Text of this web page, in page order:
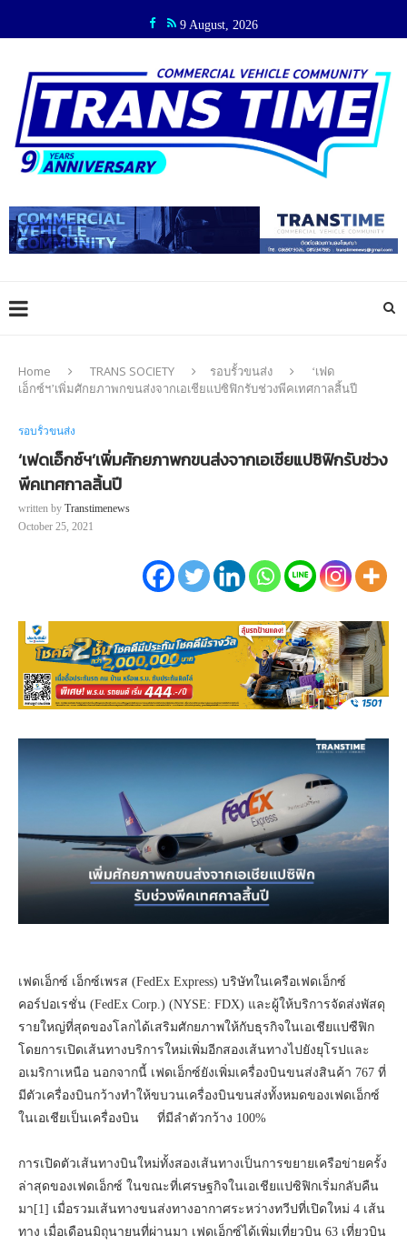
9 August, 2026
Home TRANS SOCIETY รอบรั้วขนส่ง
‘เฟด
เอ็กซ์ฯ’เพิ่มศักยภาพกขนส่งจากเอเชียแปซิฟิกรับช่วงพีคเทศกาลสิ้นปี
รอบรั้วขนส่ง
‘เฟดเอ็กซ์ฯ’เพิ่มศักยภาพกขนส่งจากเอเชียแปซิฟิกรับช่วง
พีคเทศกาลสิ้นปี
written by Transtimenews
October 25, 2021
เฟดเอ็กซ์ เอ็กซ์เพรส (FedEx Express) บริษัทในเครือเฟดเอ็กซ์
คอร์ปอเรชั่น (FedEx Corp.) (NYSE: FDX) และผู้ให้บริการจัดส่งพัสดุ
รายใหญ่ที่สุดของโลกได้เสริมศักยภาพให้กับธุรกิจในเอเชียแปซืฟิก
โดยการเปิดเส้นทางบริการใหม่เพิ่มอีกสองเส้นทางไปยังยุโรปและ
อเมริกาเหนือ นอกจากนี้ เฟดเอ็กซ์ยังเพิ่มเครื่องบินขนส่งสินค้า 767 ที่
มีตัวเครื่องบินกว้างทำให้ขบวนเครื่องบินขนส่งทั้งหมดของเฟดเอ็กซ์
ในเอเชียเป็นเครื่องบิน ที่มีลำตัวกว้าง 100%
การเปิดตัวเส้นทางบินใหม่ทั้งสองเส้นทางเป็นการขยายเครือข่ายครั้ง
ล่าสุดของเฟดเอ็กซ์ ในขณะที่เศรษฐกิจในเอเชียแปซิฟิกเริ่มกลับคืน
มา[1] เมื่อรวมเส้นทางขนส่งทางอากาศระหว่างทวีปที่เปิดใหม่ 4 เส้น
ทาง เมื่อเดือนมิถุนายนที่ผ่านมา เฟดเอ็กซ์ได้เพิ่มเที่ยวบิน 63 เที่ยวบิน